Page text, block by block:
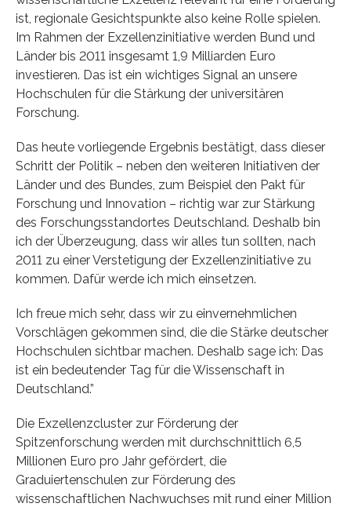
ist, regionale Gesichtspunkte also keine Rolle spielen.
Im Rahmen der Exzellenzinitiative werden Bund und
Länder bis 2011 insgesamt 1,9 Milliarden Euro
investieren. Das ist ein wichtiges Signal an unsere
Hochschulen für die Stärkung der universitären
Forschung.
Das heute vorliegende Ergebnis bestätigt, dass dieser
Schritt der Politik – neben den weiteren Initiativen der
Länder und des Bundes, zum Beispiel den Pakt für
Forschung und Innovation – richtig war zur Stärkung
des Forschungsstandortes Deutschland. Deshalb bin
ich der Überzeugung, dass wir alles tun sollten, nach
2011 zu einer Verstetigung der Exzellenzinitiative zu
kommen. Dafür werde ich mich einsetzen.
Ich freue mich sehr, dass wir zu einvernehmlichen
Vorschlägen gekommen sind, die die Stärke deutscher
Hochschulen sichtbar machen. Deshalb sage ich: Das
ist ein bedeutender Tag für die Wissenschaft in
Deutschland.”
Die Exzellenzcluster zur Förderung der
Spitzenforschung werden mit durchschnittlich 6,5
Millionen Euro pro Jahr gefördert, die
Graduiertenschulen zur Förderung des
wissenschaftlichen Nachwuchses mit rund einer Million